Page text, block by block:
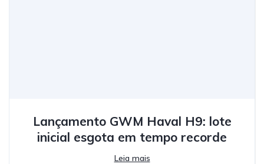
Lançamento GWM Haval H9: lote
inicial esgota em tempo recorde
Leia mais